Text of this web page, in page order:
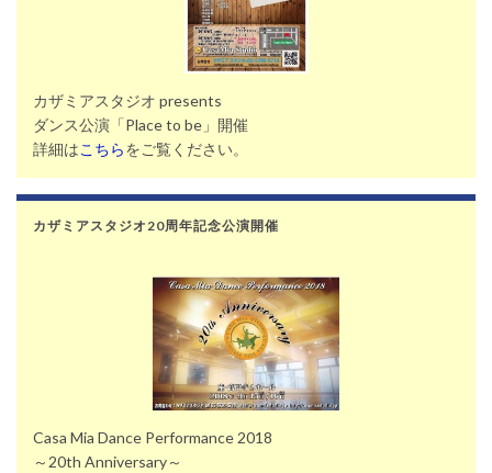
カザミアスタジオ presents
ダンス公演「Place to be」開催
詳細はこちらをご覧ください。
カザミアスタジオ20周年記念公演開催
Casa Mia Dance Performance 2018
～20th Anniversary～